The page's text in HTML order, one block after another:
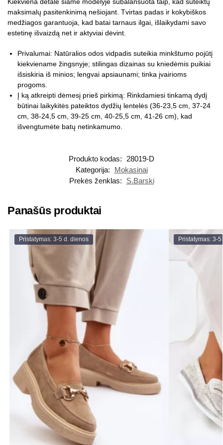
maksimalų pasitenkinimą nešiojant. Tvirtas padas ir kokybiškos
medžiagos garantuoja, kad batai tarnaus ilgai, išlaikydami savo
estetinę išvaizdą net ir aktyviai dėvint.
Privalumai: Natūralios odos vidpadis suteikia minkštumo pojūtį
kiekviename žingsnyje; stilingas dizainas su kniedėmis puikiai
išsiskiria iš minios; lengvai apsiaunami; tinka įvairioms
progoms.
Į ką atkreipti dėmesį prieš pirkimą: Rinkdamiesi tinkamą dydį
būtinai laikykitės pateiktos dydžių lentelės (36-23,5 cm, 37-24
cm, 38-24,5 cm, 39-25 cm, 40-25,5 cm, 41-26 cm), kad
išvengtumėte batų netinkamumo.
Produkto kodas:
28019-D
Kategorija:
Mokasinai
Prekės ženklas:
S.Barski
Panašūs produktai
Pristatymas: 3-5 d. dienos Pristatymas: 3-